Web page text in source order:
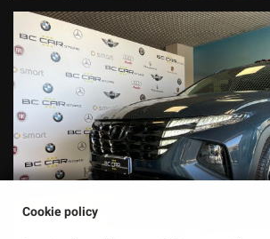
Cookie policy